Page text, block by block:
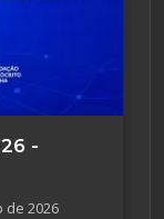
-
de 2026